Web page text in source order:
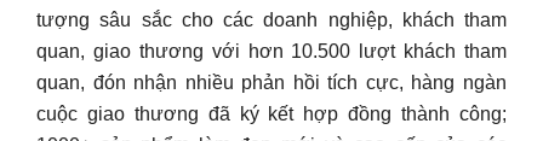
tượng sâu sắc cho các doanh nghiệp, khách tham
quan, giao thương với hơn 10.500 lượt khách tham
quan, đón nhận nhiều phản hồi tích cực, hàng ngàn
cuộc giao thương đã ký kết hợp đồng thành công;